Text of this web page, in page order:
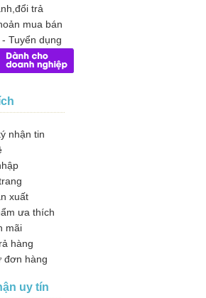
trả
mua bán
Tuyển dụng
nhận tin
xuất
ưa thích
mãi
hàng
đơn hàng
uy tín